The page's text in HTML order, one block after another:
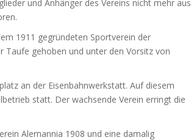
und Anhänger des Vereins nicht mehr aus
1911 gegründeten Sportverein der
Taufe gehoben und unter den Vorsitz von
an der Eisenbahnwerkstatt. Auf diesem
statt. Der wachsende Verein erringt die
Alemannia 1908 und eine damalig